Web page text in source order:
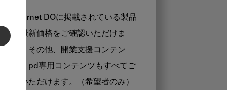
Internet DOに掲載されている製品
の最新価格をご確認いただけま
す。その他、開業支援コンテン
ツ、pd専用コンテンツもすべてご
覧いただけます。（希望者のみ）